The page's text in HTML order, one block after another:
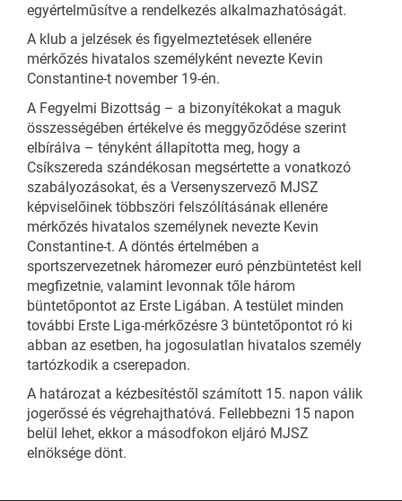
egyértelműsítve a rendelkezés alkalmazhatóságát.
A klub a jelzések és figyelmeztetések ellenére
mérkőzés hivatalos személyként nevezte Kevin
Constantine-t november 19-én.
A Fegyelmi Bizottság – a bizonyítékokat a maguk
összességében értékelve és meggyőződése szerint
elbírálva – tényként állapította meg, hogy a
Csíkszereda szándékosan megsértette a vonatkozó
szabályozásokat, és a Versenyszervező MJSZ
képviselőinek többszöri felszólításának ellenére
mérkőzés hivatalos személynek nevezte Kevin
Constantine-t. A döntés értelmében a
sportszervezetnek háromezer euró pénzbüntetést kell
megfizetnie, valamint levonnak tőle három
büntetőpontot az Erste Ligában. A testület minden
további Erste Liga-mérkőzésre 3 büntetőpontot ró ki
abban az esetben, ha jogosulatlan hivatalos személy
tartózkodik a cserepadon.
A határozat a kézbesítéstől számított 15. napon válik
jogerőssé és végrehajthatóvá. Fellebbezni 15 napon
belül lehet, ekkor a másodfokon eljáró MJSZ
elnöksége dönt.